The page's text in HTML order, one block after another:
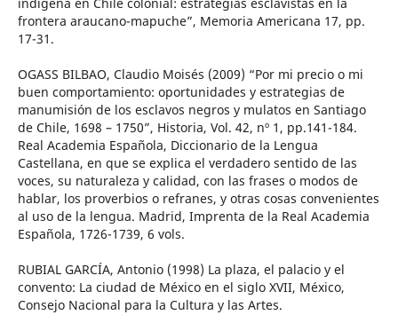
frontera araucano-mapuche”, Memoria Americana 17, pp.
17-31.
OGASS BILBAO, Claudio Moisés (2009) “Por mi precio o mi
buen comportamiento: oportunidades y estrategias de
manumisión de los esclavos negros y mulatos en Santiago
de Chile, 1698 – 1750”, Historia, Vol. 42, nº 1, pp.141-184.
Real Academia Española, Diccionario de la Lengua
Castellana, en que se explica el verdadero sentido de las
voces, su naturaleza y calidad, con las frases o modos de
hablar, los proverbios o refranes, y otras cosas convenientes
al uso de la lengua. Madrid, Imprenta de la Real Academia
Española, 1726-1739, 6 vols.
RUBIAL GARCÍA, Antonio (1998) La plaza, el palacio y el
convento: La ciudad de México en el siglo XVII, México,
Consejo Nacional para la Cultura y las Artes.